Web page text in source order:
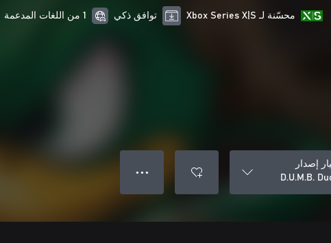
محسّنة لـ Xbox Series X|S توافق ذكي 1 من اللغات المدعمة
إصدار
D.U.M.B.
● ● ●